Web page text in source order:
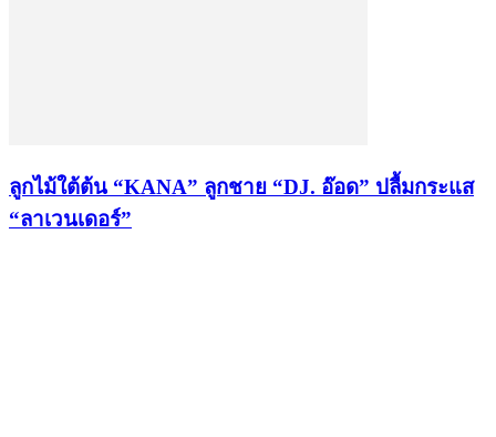
ลูกไม้ใต้ต้น “KANA” ลูกชาย “DJ. อ๊อด” ปลื้มกระแส
“ลาเวนเดอร์”